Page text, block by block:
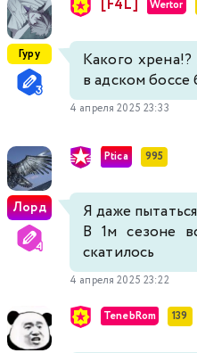
Гуру
[F4L] Wertor
Какого
в адском боссе
4 апреля 2025 23:33
Лорд
Ptica 995
Я даже
В 1м сезоне
скатилось
4 апреля 2025 23:22
TenebRom 139